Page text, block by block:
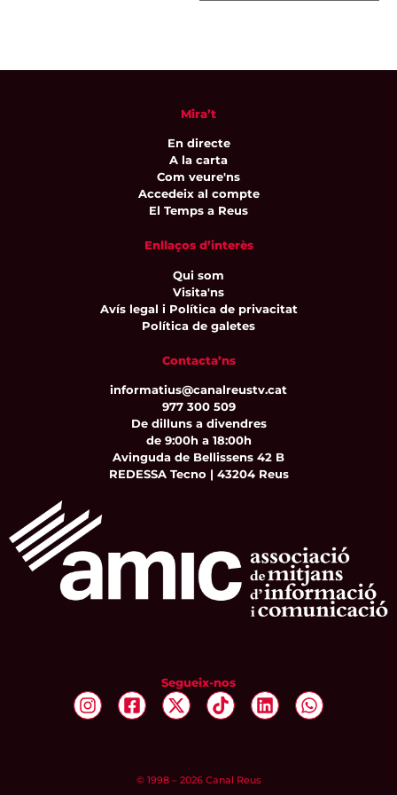
Mira’t
En directe
A la carta
Com veure'ns
Accedeix al compte
El Temps a Reus
Enllaços d’interès
Qui som
Visita'ns
Avís legal i Política de privacitat
Política de galetes
Contacta’ns
informatius@canalreustv.cat
977 300 509
De dilluns a divendres
de 9:00h a 18:00h
Avinguda de Bellissens 42 B
REDESSA Tecno | 43204 Reus
Segueix-nos
© 1998 – 2026 Canal Reus